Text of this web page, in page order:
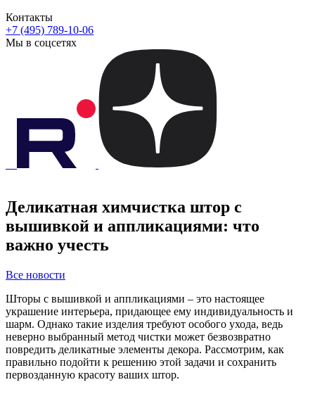
Контакты
+7 (495) 789-10-06
Мы в соцсетях
Деликатная химчистка штор с
вышивкой и аппликациями: что
важно учесть
Все новости
Шторы с вышивкой и аппликациями – это настоящее
украшение интерьера, придающее ему индивидуальность и
шарм. Однако такие изделия требуют особого ухода, ведь
неверно выбранный метод чистки может безвозвратно
повредить деликатные элементы декора. Рассмотрим, как
правильно подойти к решению этой задачи и сохранить
первозданную красоту ваших штор.